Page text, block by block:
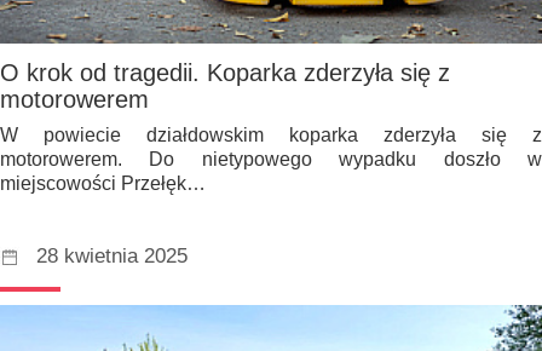
O krok od tragedii. Koparka zderzyła się z
motorowerem
W powiecie działdowskim koparka zderzyła się z
motorowerem. Do nietypowego wypadku doszło w
miejscowości Przełęk…
28 kwietnia 2025